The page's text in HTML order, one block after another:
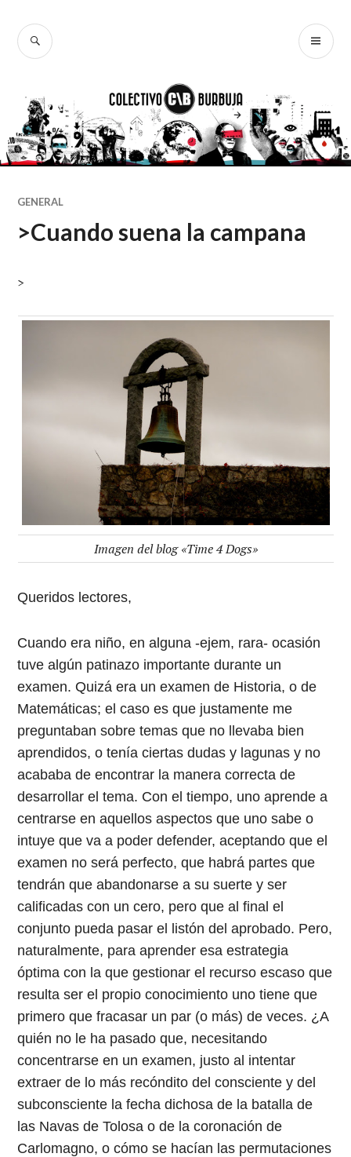
contenido
BUSCAR
GENERAL
>Cuando suena la campana
>
Imagen del blog «Time 4 Dogs»
Queridos lectores,
Cuando era niño, en alguna -ejem, rara- ocasión
tuve algún patinazo importante durante un
examen. Quizá era un examen de Historia, o de
Matemáticas; el caso es que justamente me
preguntaban sobre temas que no llevaba bien
aprendidos, o tenía ciertas dudas y lagunas y no
acababa de encontrar la manera correcta de
desarrollar el tema. Con el tiempo, uno aprende a
centrarse en aquellos aspectos que uno sabe o
intuye que va a poder defender, aceptando que el
examen no será perfecto, que habrá partes que
tendrán que abandonarse a su suerte y ser
calificadas con un cero, pero que al final el
conjunto pueda pasar el listón del aprobado. Pero,
naturalmente, para aprender esa estrategia
óptima con la que gestionar el recurso escaso que
resulta ser el propio conocimiento uno tiene que
primero que fracasar un par (o más) de veces. ¿A
quién no le ha pasado que, necesitando
concentrarse en un examen, justo al intentar
extraer de lo más recóndito del consciente y del
subconsciente la fecha dichosa de la batalla de
las Navas de Tolosa o de la coronación de
Carlomagno, o cómo se hacían las permutaciones